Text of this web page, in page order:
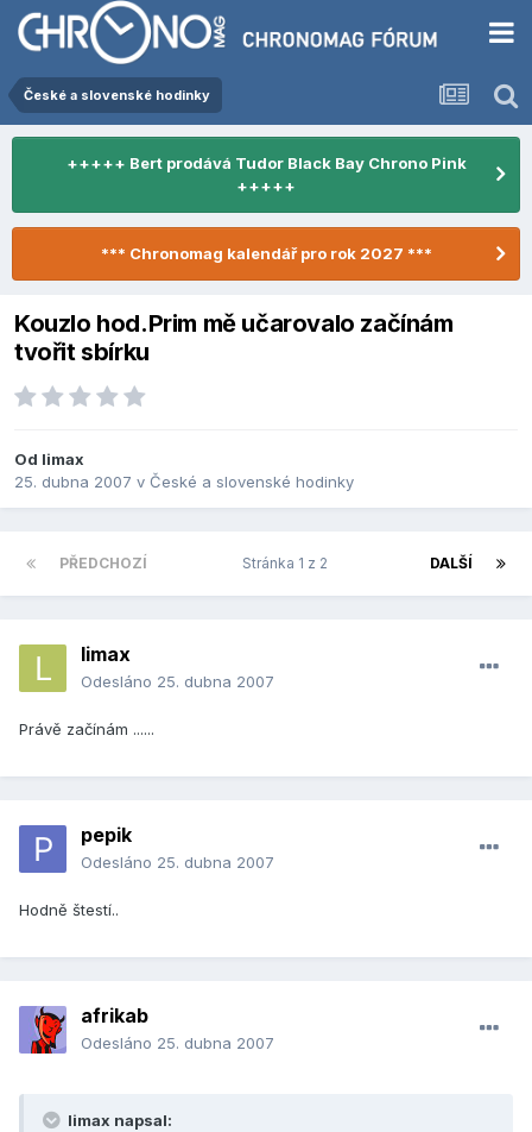
České a slovenské hodinky
+++++ Bert prodává Tudor Black Bay Chrono Pink
+++++
*** Chronomag kalendář pro rok 2027 ***
Kouzlo hod.Prim mě učarovalo začínám
tvořit sbírku
Od limax
25. dubna 2007 v České a slovenské hodinky
PŘEDCHOZÍ DALŠÍ
Stránka 1 z 2
limax
Odesláno 25. dubna 2007
Právě začínám ......
pepik
Odesláno 25. dubna 2007
Hodně štestí..
afrikab
Odesláno 25. dubna 2007
limax napsal: